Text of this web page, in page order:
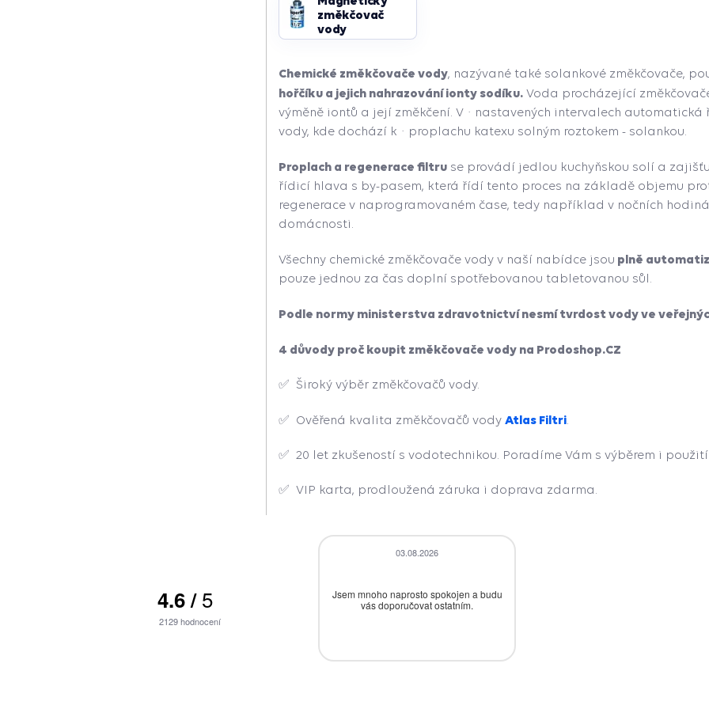
změkčovač
vody
Chemické změkčovače vody, nazývané také solankové změkčovače,
hořčíku a jejich nahrazování ionty sodíku. Voda procházející
výměně iontů a její změkčení. V · nastavených intervalech
vody, kde dochází k · proplachu katexu solným roztokem - solankou.
Proplach a regenerace filtru se provádí jedlou kuchyňskou solí a
řídicí hlava s by-pasem, která řídí tento proces na základě objemu
regenerace v naprogramovaném čase, tedy například v nočních
domácnosti.
Všechny chemické změkčovače vody v naší nabídce jsou plně
pouze jednou za čas doplní spotřebovanou tabletovanou sůl.
Podle normy ministerstva zdravotnictví nesmí tvrdost vody ve
4 důvody proč koupit změkčovače vody na Prodoshop.CZ
✅ Široký výběr změkčovačů vody.
✅ Ověřená kvalita změkčovačů vody Atlas Filtri
✅ 20 let zkušeností s vodotechnikou. Poradíme Vám s výběrem i
✅ VIP karta, prodloužená záruka i doprava zdarma.
4.6/5
2129hodnocení
rychlost, bezproblémovost
03.08.2026
Jsem mnoho naprosto spokojen a budu
vás doporučovat ostatním.